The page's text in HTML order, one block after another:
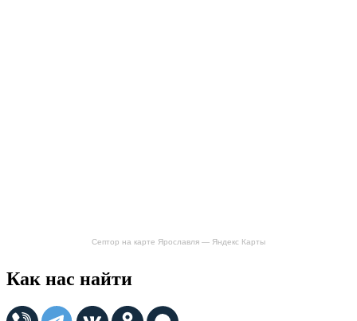
Септор на карте Ярославля — Яндекс Карты
Как нас найти